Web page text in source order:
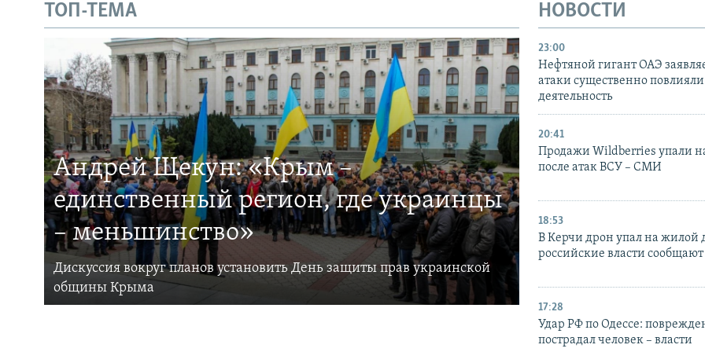
ТОП-ТЕМА
Андрей Щекун: «Крым –
единственный регион, где украинцы
– меньшинство»
Дискуссия вокруг планов установить День защиты прав украинской
общины Крыма
НОВОСТИ
23:00
Нефтяной гигант ОАЭ
атаки существенно повлияли
деятельность
20:41
Продажи Wildberries упали
после атак ВСУ – СМИ
18:53
В Керчи дрон упал на жилой
российские власти
17:28
Удар РФ по Одессе:
пострадал человек – власти